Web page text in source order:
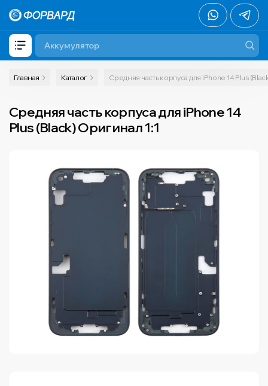
Главная Каталог Средняя часть корпуса для iPhone 14 Plus
Средняя часть корпуса для iPhone 14
Plus (Black) Оригинал 1:1